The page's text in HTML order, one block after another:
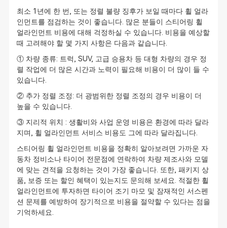
최소 1년에 한 번, 또는 정렬 불량 징후가 보일 때마다 휠 얼라
인먼트를 점검하는 것이 좋습니다. 많은 분들이 스티어링 휠
얼라인먼트 비용에 대해 걱정하실 수 있습니다. 비용을 예상할
때 고려해야 할 몇 가지 사항은 다음과 같습니다.
① 차량 종류: 트럭, SUV, 고급 승용차 등 대형 차량의 경우 정
렬 작업에 더 많은 시간과 노력이 필요해 비용이 더 많이 들 수
있습니다.
② 추가 정렬 조정: 더 광범위한 정렬 조정의 경우 비용이 더
높을 수 있습니다.
③ 지리적 위치 : 생활비와 사업 운영 비용은 환경에 따라 달라
지며, 휠 얼라인먼트 서비스 비용도 그에 따라 달라집니다.
스티어링 휠 얼라인먼트 비용을 정확히 알아보려면 가까운 자
동차 정비소나 타이어 전문점에 연락하여 차량 제조사와 모델
에 맞는 견적을 요청하는 것이 가장 좋습니다. 또한, 패키지 상
품, 보증 또는 할인 혜택이 있는지도 문의해 보세요. 적절한 휠
얼라인먼트에 투자하면 타이어 조기 마모 및 잠재적인 서스펜
션 문제를 예방하여 장기적으로 비용을 절약할 수 있다는 점을
기억하세요.